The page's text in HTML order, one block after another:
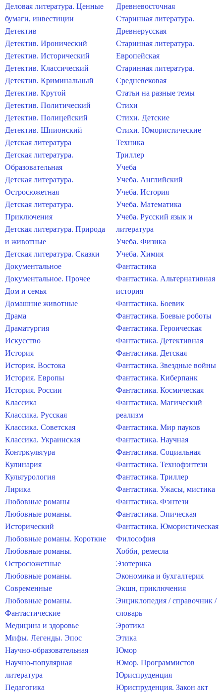
Деловая литература. Ценные
бумаги, инвестиции
Детектив
Детектив. Иронический
Детектив. Исторический
Детектив. Классический
Детектив. Криминальный
Детектив. Крутой
Детектив. Политический
Детектив. Полицейский
Детектив. Шпионский
Детская литература
Детская литература.
Образовательная
Детская литература.
Остросюжетная
Детская литература.
Приключения
Детская литература. Природа
и животные
Детская литература. Сказки
Документальное
Документальное. Прочее
Дом и семья
Домашние животные
Драма
Драматургия
Искусство
История
История. Востока
История. Европы
История. России
Классика
Классика. Русская
Классика. Советская
Классика. Украинская
Контркультура
Кулинария
Культурология
Лирика
Любовные романы
Любовные романы.
Исторический
Любовные романы. Короткие
Любовные романы.
Остросюжетные
Любовные романы.
Современные
Любовные романы.
Фантастические
Медицина и здоровье
Мифы. Легенды. Эпос
Научно-образовательная
Научно-популярная
литература
Педагогика
Древневосточная
Старинная литература.
Древнерусская
Старинная литература.
Европейская
Старинная литература.
Средневековая
Статьи на разные темы
Стихи
Стихи. Детские
Стихи. Юмористические
Техника
Триллер
Учеба
Учеба. Английский
Учеба. История
Учеба. Математика
Учеба. Русский язык и
литература
Учеба. Физика
Учеба. Химия
Фантастика
Фантастика. Альтернативная
история
Фантастика. Боевик
Фантастика. Боевые роботы
Фантастика. Героическая
Фантастика. Детективная
Фантастика. Детская
Фантастика. Звездные войны
Фантастика. Киберпанк
Фантастика. Космическая
Фантастика. Магический
реализм
Фантастика. Мир пауков
Фантастика. Научная
Фантастика. Социальная
Фантастика. Технофэнтези
Фантастика. Триллер
Фантастика. Ужасы, мистика
Фантастика. Фэнтези
Фантастика. Эпическая
Фантастика. Юмористическая
Философия
Хобби, ремесла
Эзотерика
Экономика и бухгалтерия
Экшн, приключения
Энциклопедия / справочник /
словарь
Эротика
Этика
Юмор
Юмор. Программистов
Юриспруденция
Юриспруденция. Закон акт